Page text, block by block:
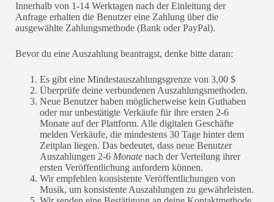
Innerhalb von 1-14 Werktagen nach der Einleitung der
Anfrage erhalten die Benutzer eine Zahlung über die
ausgewählte Zahlungsmethode (Bank oder PayPal).
Bevor du eine Auszahlung beantragst, denke bitte daran:
Es gibt eine Mindestauszahlungsgrenze von 3,00 $
Überprüfe deine verbundenen Auszahlungsmethoden.
Neue Benutzer haben möglicherweise kein Guthaben
oder nur unbestätigte Verkäufe für ihre ersten 2-6
Monate auf der Plattform. Alle digitalen Geschäfte
melden Verkäufe, die mindestens 30 Tage hinter dem
Zeitplan liegen. Das bedeutet, dass neue Benutzer
Auszahlungen 2-6 Monate nach der Verteilung ihrer
ersten Veröffentlichung anfordern können.
Wir empfehlen konsistente Veröffentlichungen von
Musik, um konsistente Auszahlungen zu gewährleisten.